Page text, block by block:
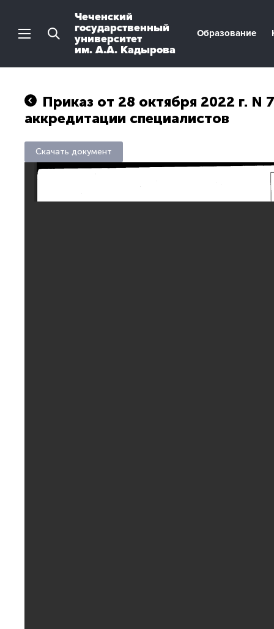
Чеченский
государственный
университет
им. А.А. Кадырова
Образование
Приказ от 28 октября 2022 г.
аккредитации специалистов
Скачать документ